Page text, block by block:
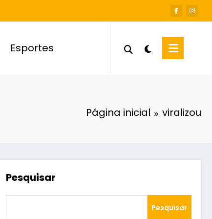
Esportes
Página inicial viralizou
Pesquisar
Pesquisar